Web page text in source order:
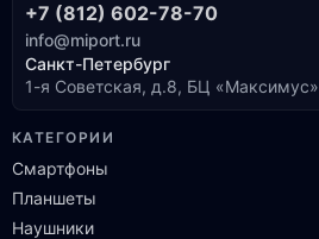
+7 (812) 602-78-70
info@miport.ru
Санкт-Петербург
1-я Советская, д.8, БЦ «Максимус»
КАТЕГОРИИ
Смартфоны
Планшеты
Наушники